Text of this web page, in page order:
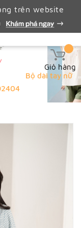
trên website
Giỏ hàng
Bộ dài tay nữ